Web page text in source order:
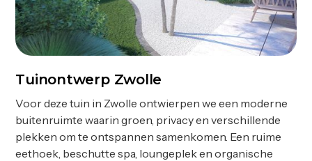
Ontwerp
Tuinontwerp Zwolle
Voor deze tuin in Zwolle ontwierpen we een moderne
buitenruimte waarin groen, privacy en verschillende
plekken om te ontspannen samenkomen. Een ruime
eethoek, beschutte spa, loungeplek en organische